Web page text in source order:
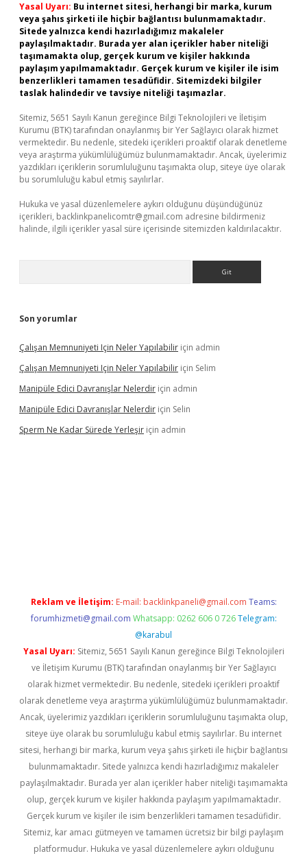
Yasal Uyarı: Bu internet sitesi, herhangi bir marka, kurum
veya şahıs şirketi ile hiçbir bağlantısı bulunmamaktadır.
Sitede yalnızca kendi hazırladığımız makaleler
paylaşılmaktadır. Burada yer alan içerikler haber niteliği
taşımamakta olup, gerçek kurum ve kişiler hakkında
paylaşım yapılmamaktadır. Gerçek kurum ve kişiler ile isim
benzerlikleri tamamen tesadüfidir. Sitemizdeki bilgiler
taslak halindedir ve tavsiye niteliği taşımazlar.
Sitemiz, 5651 Sayılı Kanun gereğince Bilgi Teknolojileri ve İletişim
Kurumu (BTK) tarafından onaylanmış bir Yer Sağlayıcı olarak hizmet
vermektedir. Bu nedenle, sitedeki içerikleri proaktif olarak denetleme
veya araştırma yükümlülüğümüz bulunmamaktadır. Ancak, üyelerimiz
yazdıkları içeriklerin sorumluluğunu taşımakta olup, siteye üye olarak
bu sorumluluğu kabul etmiş sayılırlar.
Hukuka ve yasal düzenlemelere aykırı olduğunu düşündüğünüz
içerikleri, backlinkpanelicomtr@gmail.com adresine bildirmeniz
halinde, ilgili içerikler yasal süre içerisinde sitemizden kaldırılacaktır.
Son yorumlar
Çalışan Memnuniyeti Için Neler Yapılabilir için admin
Çalışan Memnuniyeti Için Neler Yapılabilir için Selim
Manipüle Edici Davranışlar Nelerdir için admin
Manipüle Edici Davranışlar Nelerdir için Selin
Sperm Ne Kadar Sürede Yerleşir için admin
Reklam ve İletişim: E-mail: backlinkpaneli@gmail.com Teams:
forumhizmeti@gmail.com Whatsapp: 0262 606 0 726 Telegram:
@karabul
Yasal Uyarı: Sitemiz, 5651 Sayılı Kanun gereğince Bilgi Teknolojileri
ve İletişim Kurumu (BTK) tarafından onaylanmış bir Yer Sağlayıcı
olarak hizmet vermektedir. Bu nedenle, sitedeki içerikleri proaktif
olarak denetleme veya araştırma yükümlülüğümüz bulunmamaktadır.
Ancak, üyelerimiz yazdıkları içeriklerin sorumluluğunu taşımakta olup,
siteye üye olarak bu sorumluluğu kabul etmiş sayılırlar. Bu internet
sitesi, herhangi bir marka, kurum veya şahıs şirketi ile hiçbir bağlantısı
bulunmamaktadır. Sitede yalnızca kendi hazırladığımız makaleler
paylaşılmaktadır. Burada yer alan içerikler haber niteliği taşımamakta
olup, gerçek kurum ve kişiler hakkında paylaşım yapılmamaktadır.
Gerçek kurum ve kişiler ile isim benzerlikleri tamamen tesadüfidir.
Sitemiz, kar amacı gütmeyen ve tamamen ücretsiz bir bilgi paylaşım
platformudur. Hukuka ve yasal düzenlemelere aykırı olduğunu